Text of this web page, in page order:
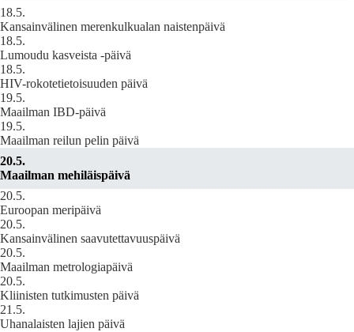
18.5.
Kansainvälinen merenkulkualan naistenpäivä
18.5.
Lumoudu kasveista -päivä
18.5.
HIV-rokotetietoisuuden päivä
19.5.
Maailman IBD-päivä
19.5.
Maailman reilun pelin päivä
20.5.
Maailman mehiläispäivä
20.5.
Euroopan meripäivä
20.5.
Kansainvälinen saavutettavuuspäivä
20.5.
Maailman metrologiapäivä
20.5.
Kliinisten tutkimusten päivä
21.5.
Uhanalaisten lajien päivä